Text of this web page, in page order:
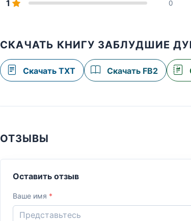
1 0
СКАЧАТЬ КНИГУ ЗАБЛУДШИЕ
Скачать TXT Скачать FB2
ОТЗЫВЫ
Оставить отзыв
Ваше имя *